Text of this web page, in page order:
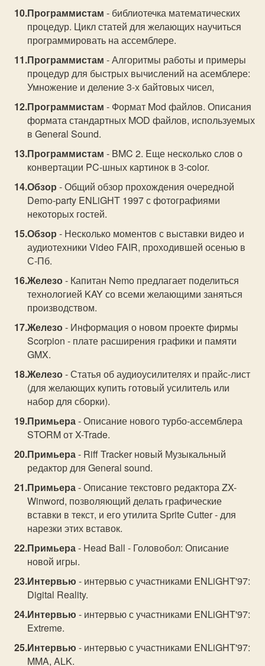
Программистам - библиотечка математических
процедур. Цикл статей для желающих научиться
программировать на ассемблере.
Программистам - Алгоритмы работы и примеры
процедур для быстрых вычислений на асемблере:
Умножение и деление 3-х байтовых чисел,
Программистам - Формат Mod файлов. Описания
формата стандартных MOD файлов, используемых
в General Sound.
Программистам - BMC 2. Eще несколько слов о
конвертации PC-шных картинок в 3-color.
Обзор - Общий обзор прохождения очередной
Demo-party ENLiGHT 1997 с фотографиями
некоторых гостей.
Обзор - Несколько моментов с выставки видео и
аудиотехники Video FAIR, проходившей осенью в
С-Пб.
Железо- Капитан Nemo предлагает поделиться
технологией KAY со всеми желающими заняться
производством.
Железо- Информация о новом проекте фирмы
Scorpion - плате расширения графики и памяти
GMX.
Железо- Статья об аудиоусилителях и прайс-лист
(для желающих купить готовый усилитель или
набор для сборки).
Примьера- Описание нового турбо-ассемблера
STORM от X-Trade.
Примьера- Riff Tracker новый Музыкальный
редактор для General sound.
Примьера- Описание текстовго редактора ZX-
Winword, позволяющий делать графические
вставки в текст, и его утилита Sprite Cutter - для
нарезки этих вставок.
Примьера- Head Ball - Головобол: Описание
новой игры.
Интервью - интервью с участниками ENLiGHT'97:
Digital Reality.
Интервью - интервью с участниками ENLiGHT'97:
Extreme.
Интервью - интервью с участниками ENLiGHT'97:
MMA, ALK.